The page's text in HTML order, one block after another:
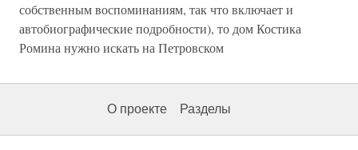
собственным воспоминаниям, так что включает и
автобиографические подробности), то дом Костика
Ромина нужно искать на Петровском
О проекте Разделы